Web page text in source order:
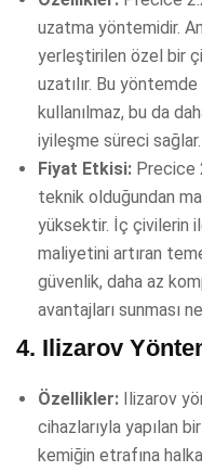
uzatma yöntemidir.
yerleştirilen özel bir
uzatılır. Bu
kullanılmaz, bu da
iyileşme süreci sağlar.
Fiyat Etkisi: Precice
teknik olduğundan
yüksektir. İç çivilerin
maliyetini artıran
güvenlik, daha az
avantajları sunması
4. Ilizarov
Özellikler: Ilizarov
cihazlarıyla yapılan
kemiğin etrafına